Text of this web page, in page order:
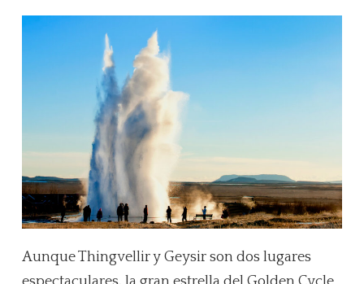
Aunque Thingvellir y Geysir son dos lugares